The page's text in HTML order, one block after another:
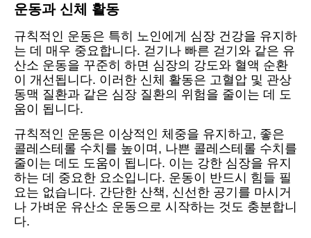
운동과 신체 활동
규칙적인 운동은 특히 노인에게 심장 건강을 유지하
는 데 매우 중요합니다. 걷기나 빠른 걷기와 같은 유
산소 운동을 꾸준히 하면 심장의 강도와 혈액 순환
이 개선됩니다. 이러한 신체 활동은 고혈압 및 관상
동맥 질환과 같은 심장 질환의 위험을 줄이는 데 도
움이 됩니다.
규칙적인 운동은 이상적인 체중을 유지하고, 좋은
콜레스테롤 수치를 높이며, 나쁜 콜레스테롤 수치를
줄이는 데도 도움이 됩니다. 이는 강한 심장을 유지
하는 데 중요한 요소입니다. 운동이 반드시 힘들 필
요는 없습니다. 간단한 산책, 신선한 공기를 마시거
나 가벼운 유산소 운동으로 시작하는 것도 충분합니
다.